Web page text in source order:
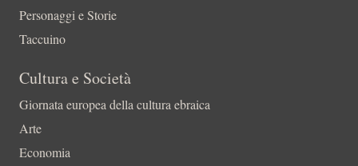
Personaggi e Storie
Taccuino
Cultura e Società
Giornata europea della cultura ebraica
Arte
Economia